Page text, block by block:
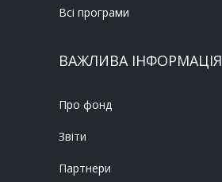
Всі програми
ВАЖЛИВА ІНФОРМАЦІЯ
Про фонд
Звіти
Партнери